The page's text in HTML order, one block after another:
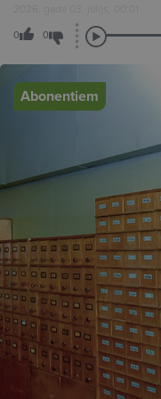
2026. gada 03. jūlijs, 00:01
0 0
Abonentiem